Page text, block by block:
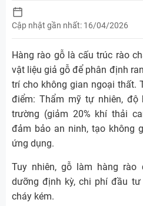
Cập nhật gần nhất: 16/04/2026
Hàng rào gỗ là cấu trúc rào
vật liệu giả gỗ để phân định
trí cho không gian ngoại thất.
điểm: Thẩm mỹ tự nhiên, độ
trường (giảm 20% khí thải
đảm bảo an ninh, tạo không
ứng dụng.
Tuy nhiên, gỗ làm hàng rào
dưỡng định kỳ, chi phí đầu
cháy kém.